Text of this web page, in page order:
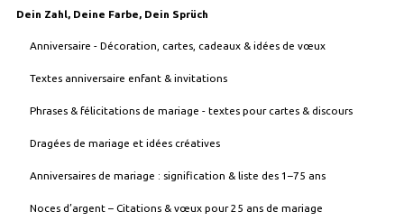
Dein Zahl, Deine Farbe, Dein Sprüch
Anniversaire - Décoration, cartes, cadeaux & idées de vœux
Textes anniversaire enfant & invitations
Phrases & félicitations de mariage - textes pour cartes & discours
Dragées de mariage et idées créatives
Anniversaires de mariage : signification & liste des 1–75 ans
Noces d’argent – Citations & vœux pour 25 ans de mariage